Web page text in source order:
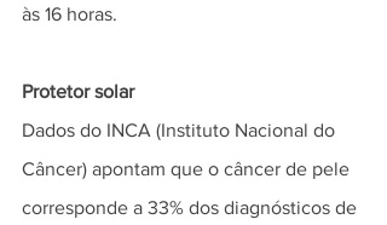
às 16 horas.
Protetor solar
Dados do INCA (Instituto Nacional do
Câncer) apontam que o câncer de pele
corresponde a 33% dos diagnósticos de